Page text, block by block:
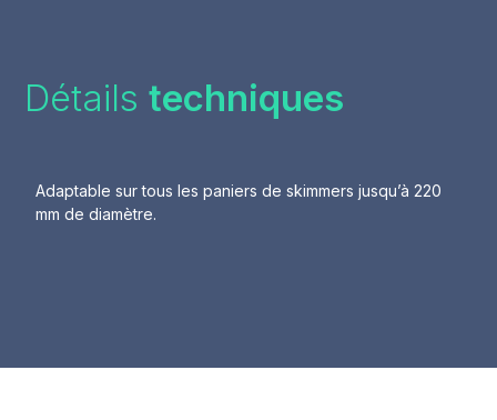
Détailstechniques
Adaptable sur tous les paniers de skimmers jusqu’à 220
mm de diamètre.